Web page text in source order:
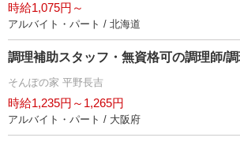
時給1,075円～
アルバイト・パート / 北海道
調理補助スタッフ・無資格可の調理師/
そんぽの家 平野長吉
時給1,235円～1,265円
アルバイト・パート / 大阪府